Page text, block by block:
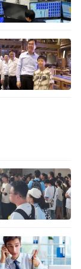
人
理出圈
频、图片或音
户上传并发
the videos,
and posted
social media